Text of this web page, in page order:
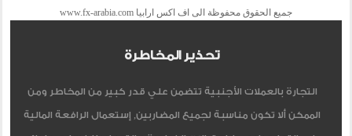
جميع الحقوق محفوظة الى اف اكس ارابيا www.fx-arabia.com
تحذير المخاطرة
التجارة بالعملات الأجنبية تتضمن علي قدر كبير من المخاطر ومن
الممكن ألا تكون مناسبة لجميع المضاربين, إستعمال الرافعة المالية